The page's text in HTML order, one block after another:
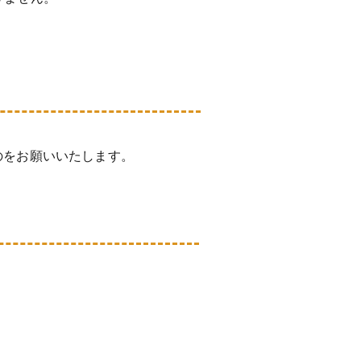
お願いいたします。